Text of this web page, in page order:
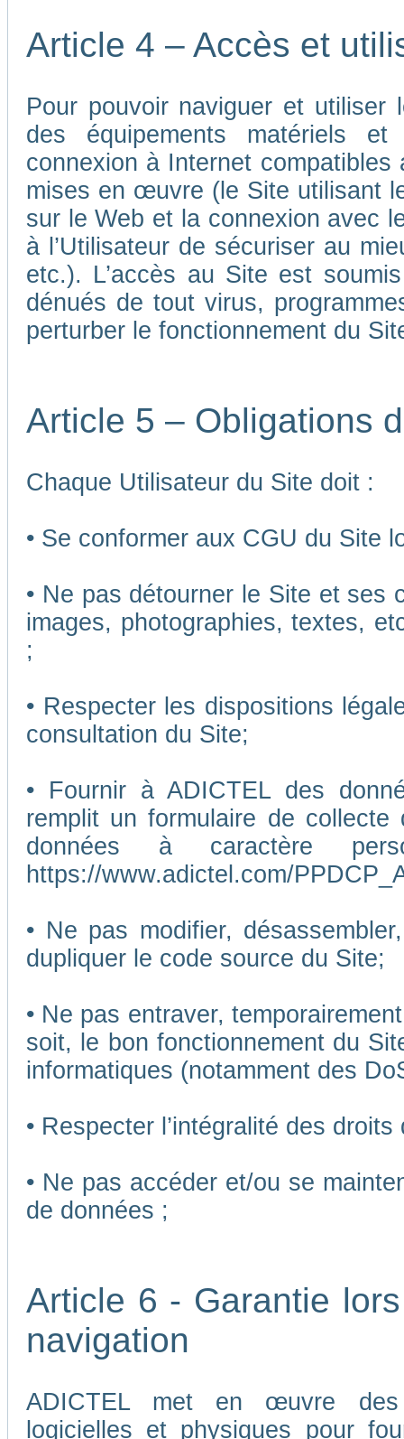
Article 4 – Accès et
Pour pouvoir naviguer et utiliser
des équipements matériels
connexion à Internet
mises en œuvre (le Site utilisant
sur le Web et la connexion avec
à l’Utilisateur de sécuriser au
etc.). L’accès au Site est
dénués de tout virus,
perturber le fonctionnement du
Article 5 – Obligations
Chaque Utilisateur du Site doit :
• Se conformer aux CGU du Site
• Ne pas détourner le Site et ses
images, photographies, textes,
;
• Respecter les dispositions
consultation du Site;
• Fournir à ADICTEL des
remplit un formulaire de
données à caractère
https://www.adictel.com/
• Ne pas modifier,
dupliquer le code source du Site;
• Ne pas entraver,
soit, le bon fonctionnement du
informatiques (notamment des
• Respecter l’intégralité des
• Ne pas accéder et/ou se
de données ;
Article 6 - Garantie
navigation
ADICTEL met en œuvre des
logicielles et physiques pour